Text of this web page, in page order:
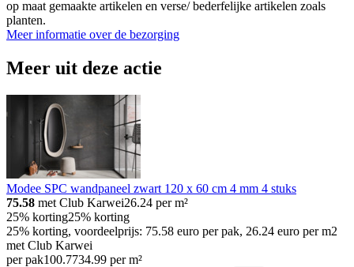
op maat gemaakte artikelen en verse/ bederfelijke artikelen zoals
planten.
Meer informatie over de bezorging
Meer uit deze actie
Modee SPC wandpaneel zwart 120 x 60 cm 4 mm 4 stuks
75.58 met Club Karwei26.24 per m²
25% korting25% korting
25% korting, voordeelprijs: 75.58 euro per pak, 26.24 euro per m2
met Club Karwei
per pak100.7734.99 per m²